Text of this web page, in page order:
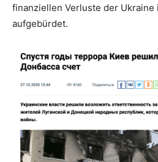
finanziellen Verluste der Ukraine
aufgebürdet.